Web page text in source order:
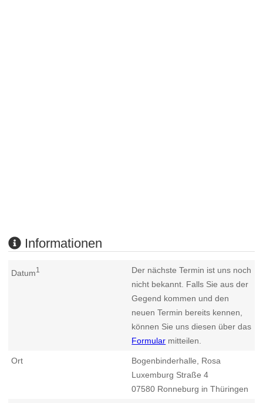
Informationen
Datum1
Der nächste Termin ist uns noch
nicht bekannt. Falls Sie aus der
Gegend kommen und den
neuen Termin bereits kennen,
können Sie uns diesen über das
Formular mitteilen.
Ort
Bogenbinderhalle, Rosa
Luxemburg Straße 4
07580 Ronneburg in Thüringen